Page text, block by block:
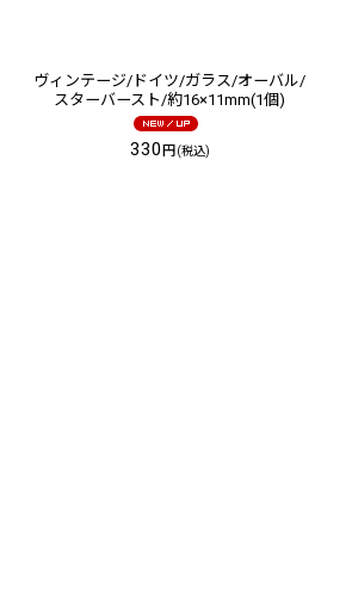
ヴィンテージ/ドイツ/ガラス/オーバル/
スターバースト/約16×11mm(1個)
330円(税込)